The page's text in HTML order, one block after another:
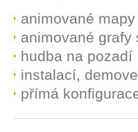
animované mapy
animované
hudba na pozadí
instalací,
přímá